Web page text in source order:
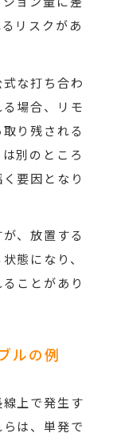
リスクがあ
な打ち合わ
場合、リモ
り残される
別のところ
要因となり
、放置する
態になり、
ことがあり
ルの例
上で発生す
は、単発で